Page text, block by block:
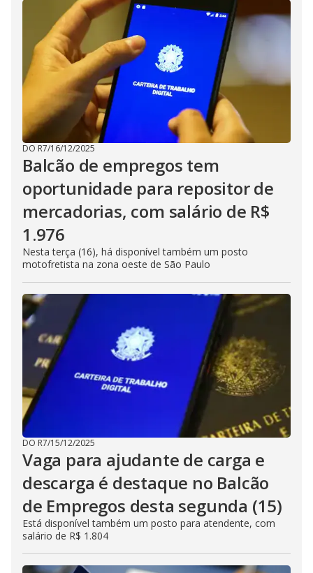
DO R7/16/12/2025
Balcão de empregos tem
oportunidade para repositor de
mercadorias, com salário de R$
1.976
Nesta terça (16), há disponível também um posto
motofretista na zona oeste de São Paulo
DO R7/15/12/2025
Vaga para ajudante de carga e
descarga é destaque no Balcão
de Empregos desta segunda (15)
Está disponível também um posto para atendente, com
salário de R$ 1.804